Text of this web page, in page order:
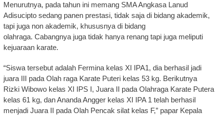
Menurutnya, pada tahun ini memang SMA Angkasa Lanud
Adisucipto sedang panen prestasi, tidak saja di bidang akademik,
tapi juga non akademik, khususnya di bidang
olahraga. Cabangnya juga tidak hanya renang tapi juga meliputi
kejuaraan karate.
“Siswa tersebut adalah Fermina kelas XI IPA1, dia berhasil jadi
juara III pada Olah raga Karate Puteri kelas 53 kg. Berikutnya
Rizki Wibowo kelas XI IPS I, Juara II pada Olahraga Karate Putera
kelas 61 kg, dan Ananda Angger kelas XI IPA 1 telah berhasil
menjadi Juara II pada Olah Pencak silat kelas F,” papar Kepala